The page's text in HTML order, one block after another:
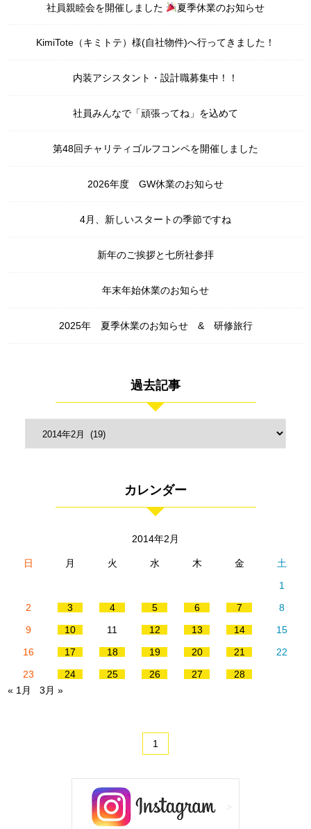
社員親睦会を開催しました 夏季休業のお知らせ
KimiTote（キミトテ）様(自社物件)へ行ってきました！
内装アシスタント・設計職募集中！！
社員みんなで「頑張ってね」を込めて
第48回チャリティゴルフコンペを開催しました
2026年度 GW休業のお知らせ
4月、新しいスタートの季節ですね
新年のご挨拶と七所社参拝
年末年始休業のお知らせ
2025年 夏季休業のお知らせ & 研修旅行
過去記事
カレンダー
2014年2月
日 月 火 水 木 金
土
1
2
3 4 5 6 7
8
9
10 11 12 13 14
15
16
17 18 19 20 21
22
23
24 25 26 27
28
« 1月
3月 »
1